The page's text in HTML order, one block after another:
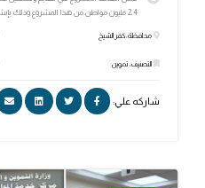
2،4 مليون مواطن من هذا المشروع وذلك بإنشاء عدد 10 مركز، بتكلفة 1...
محافظة: كفر الشيخ
التصنيف: تموين
شاركه علي: